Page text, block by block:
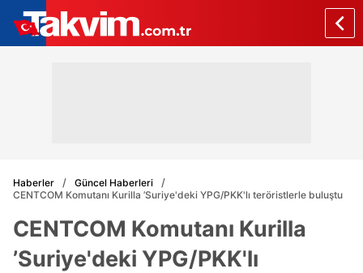
Haberler
Güncel Haberleri
CENTCOM Komutanı Kurilla ’Suriye'deki YPG/PKK'lı teröristlerle buluştu
CENTCOM Komutanı Kurilla
’Suriye'deki YPG/PKK'lı